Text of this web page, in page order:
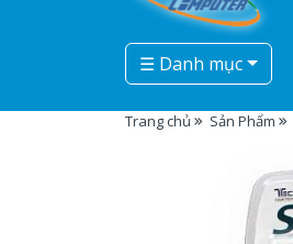
☰ Danh mục
Trang chủ Sản Phẩm